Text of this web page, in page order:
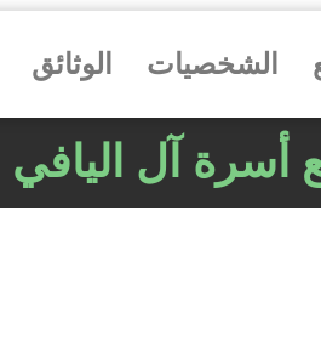
الشخصيات الوثائق
أسرة آل اليافي